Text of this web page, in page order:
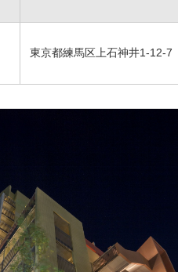
東京都練馬区上石神井1-12-7